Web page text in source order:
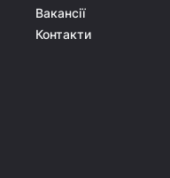
Вакансії
Контакти